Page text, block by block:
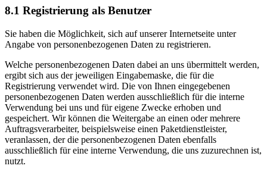
8.1 Registrierung als Benutzer
Sie haben die Möglichkeit, sich auf unserer Internetseite unter
Angabe von personenbezogenen Daten zu registrieren.
Welche personenbezogenen Daten dabei an uns übermittelt werden,
ergibt sich aus der jeweiligen Eingabemaske, die für die
Registrierung verwendet wird. Die von Ihnen eingegebenen
personenbezogenen Daten werden ausschließlich für die interne
Verwendung bei uns und für eigene Zwecke erhoben und
gespeichert. Wir können die Weitergabe an einen oder mehrere
Auftragsverarbeiter, beispielsweise einen Paketdienstleister,
veranlassen, der die personenbezogenen Daten ebenfalls
ausschließlich für eine interne Verwendung, die uns zuzurechnen ist,
nutzt.